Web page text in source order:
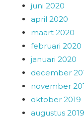
juni 2020
april 2020
maart 2020
februari 2020
januari 2020
december
november
oktober 2019
augustus 2019